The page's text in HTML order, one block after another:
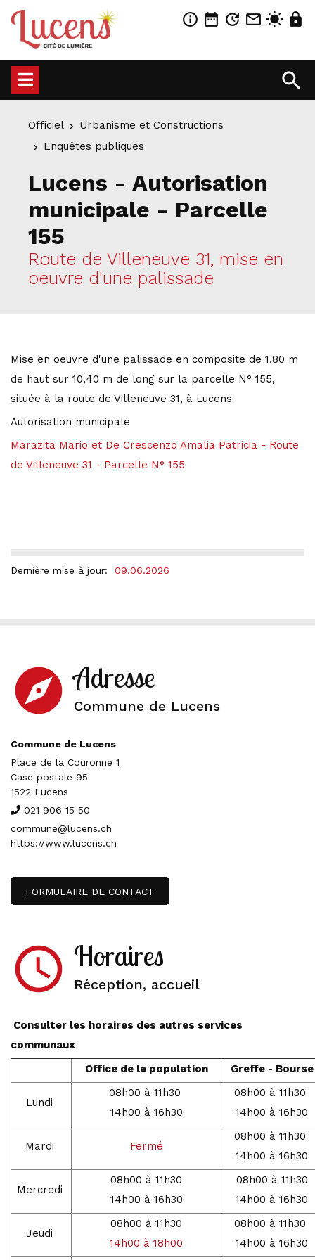
info_outline date_range update mail_outline wb_sunny lock
search
Officiel
Urbanisme et Constructions
Enquêtes publiques
Lucens - Autorisation
municipale - Parcelle
155
Route de Villeneuve 31, mise en
oeuvre d'une palissade
Mise en oeuvre d'une palissade en composite de 1,80 m
de haut sur 10,40 m de long sur la parcelle N° 155,
située à la route de Villeneuve 31, à Lucens
Autorisation municipale
Marazita Mario et De Crescenzo Amalia Patricia - Route
de Villeneuve 31 - Parcelle N° 155
Dernière mise à jour: 09.06.2026
explore Adresse
Commune de Lucens
Commune de Lucens
Place de la Couronne 1
Case postale 95
1522 Lucens
021 906 15 50
commune@lucens.ch
https://www.lucens.ch
FORMULAIRE DE CONTACT
access_time Horaires
Réception, accueil
Consulter les horaires des autres services
communaux
Office de la population
Greffe - Bourse
Lundi
08h00 à 11h30
14h00 à 16h30
08h00 à 11h30
14h00 à 16h30
Mardi Fermé
08h00 à 11h30
14h00 à 16h30
Mercredi
08h00 à 11h30
14h00 à 16h30
08h00 à 11h30
14h00 à 16h30
Jeudi
08h00 à 11h30
14h00 à 18h00
08h00 à 11h30
14h00 à 16h30